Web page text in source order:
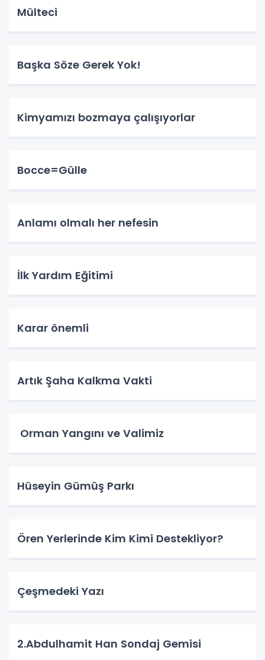
Mülteci
Başka Söze Gerek Yok!
Kimyamızı bozmaya çalışıyorlar
Bocce=Gülle
Anlamı olmalı her nefesin
İlk Yardım Eğitimi
Karar önemli
Artık Şaha Kalkma Vakti
Orman Yangını ve Valimiz
Hüseyin Gümüş Parkı
Ören Yerlerinde Kim Kimi Destekliyor?
Çeşmedeki Yazı
2.Abdulhamit Han Sondaj Gemisi